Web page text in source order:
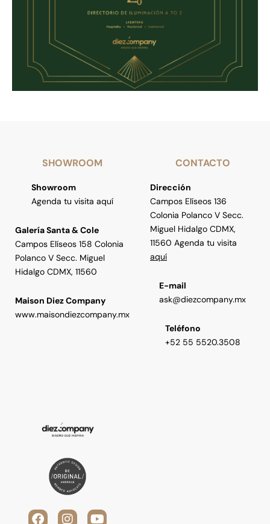
SHOWROOM
Showroom
Agenda tu visita aquí
Galería Santa & Cole
Campos Elíseos 158 Colonia
Polanco V Secc. Miguel
Hidalgo CDMX, 11560
Maison Diez Company
www.maisondiezcompany.mx
CONTACTO
Dirección
Campos Elíseos 136
Colonia Polanco V Secc.
Miguel Hidalgo CDMX,
11560 Agenda tu visita
aquí
E-mail
ask@diezcompany.mx
Teléfono
+52 55 5520.3508
F
I
Y
V
L